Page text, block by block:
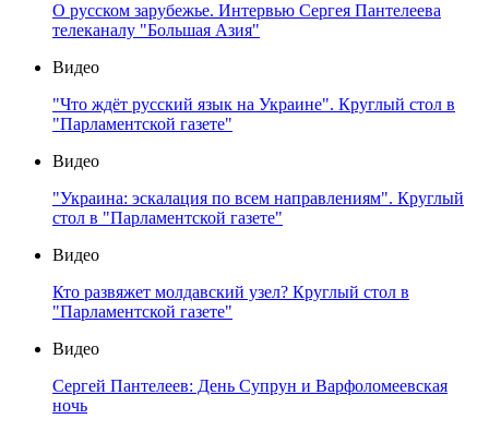
О русском зарубежье. Интервью Сергея Пантелеева
телеканалу "Большая Азия"
Видео
"Что ждёт русский язык на Украине". Круглый стол в
"Парламентской газете"
Видео
"Украина: эскалация по всем направлениям". Круглый
стол в "Парламентской газете"
Видео
Кто развяжет молдавский узел? Круглый стол в
"Парламентской газете"
Видео
Сергей Пантелеев: День Супрун и Варфоломеевская
ночь